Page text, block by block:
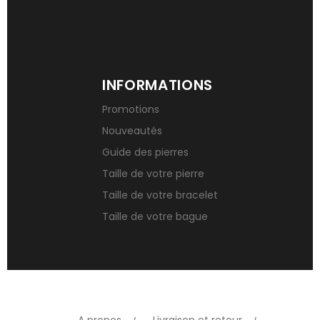
INFORMATIONS
Promotions
Nouveautés
Guide des pierres
Taille de votre pierre
Taille de votre bracelet
Taille de votre bague